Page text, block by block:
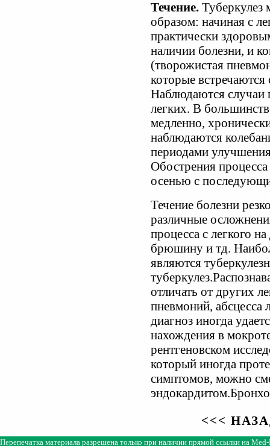
Течение. Туберкулез
образом: начиная с
практически
наличии болезни, и
(творожистая
которые встречаются
Наблюдаются случаи
легких. В
медленно,
наблюдаются
периодами
Обострения
осенью с
Течение болезни
различные
процесса с легкого
брюшину и тд.
являются
отличать от других
пневмоний, абсцесса
диагноз иногда
нахождения в
рентгеновском
который иногда
симптомов, можно
<<<
Перепечатка материала разрешена только при наличии прямой ссылки на